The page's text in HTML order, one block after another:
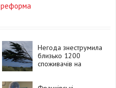
реформа
Негода знеструмила
близько 1200
споживачів на